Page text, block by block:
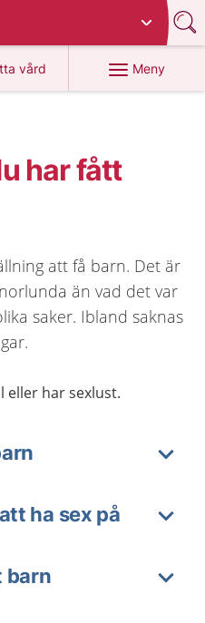
vård
på 1177.se
Meny
har fått
att få barn. Det är
än vad det var
saker. Ibland saknas
eller har sexlust.
ha sex på
barn